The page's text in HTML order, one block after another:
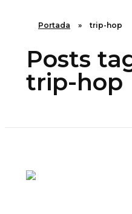
Portada » trip-hop
Posts
trip-hop